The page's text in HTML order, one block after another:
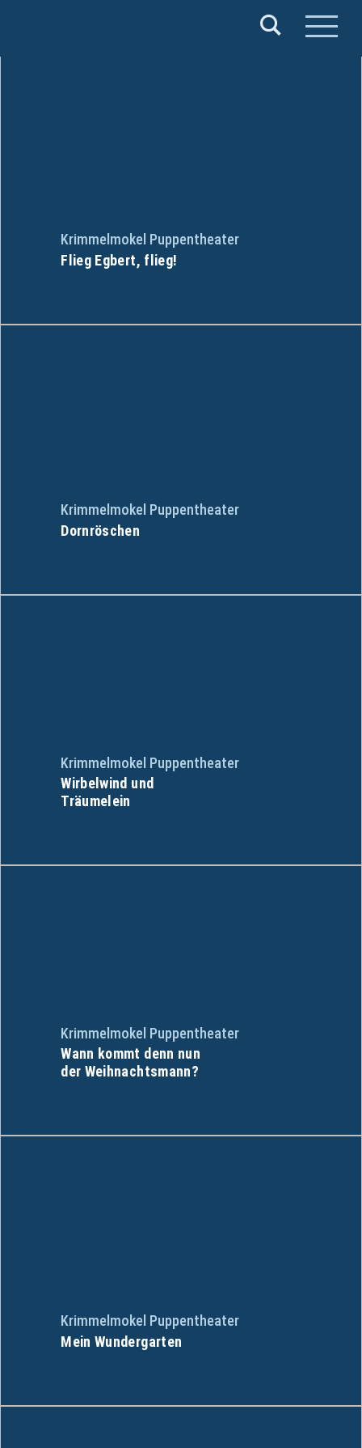
Krimmelmokel Puppentheater
Flieg Egbert, flieg!
Krimmelmokel Puppentheater
Dornröschen
Krimmelmokel Puppentheater
Wirbelwind und
Träumelein
Krimmelmokel Puppentheater
Wann kommt denn nun
der Weihnachtsmann?
Krimmelmokel Puppentheater
Mein Wundergarten